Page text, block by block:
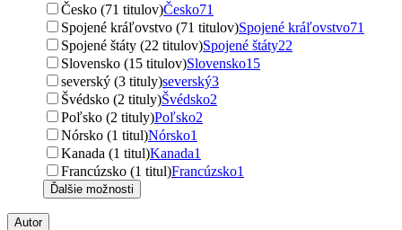
Česko (71 titulov)Česko71
Spojené kráľovstvo (71 titulov)Spojené kráľovstvo71
Spojené štáty (22 titulov)Spojené štáty22
Slovensko (15 titulov)Slovensko15
severský (3 tituly)severský3
Švédsko (2 tituly)Švédsko2
Poľsko (2 tituly)Poľsko2
Nórsko (1 titul)Nórsko1
Kanada (1 titul)Kanada1
Francúzsko (1 titul)Francúzsko1
Ďalšie možnosti
Autor